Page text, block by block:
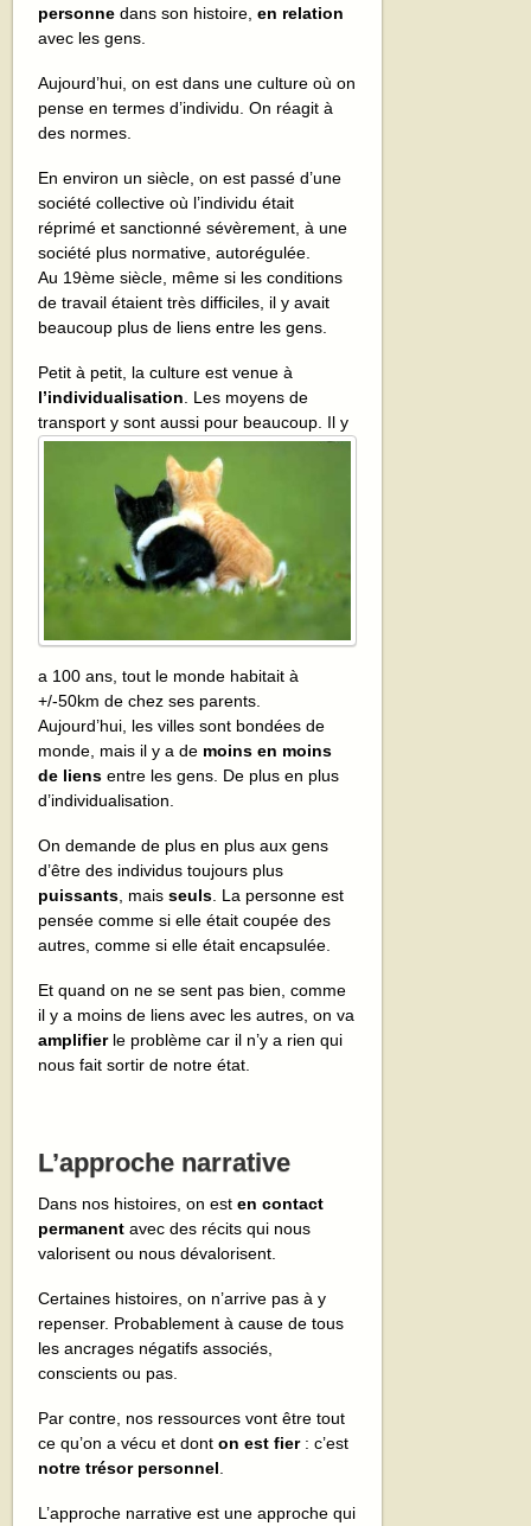
personne dans son histoire,en relation
avec les gens.
Aujourd’hui, on est dans une culture où on
pense en termes d’individu. On réagit à
des normes.
En environ un siècle, on est passé d’une
société collective où l’individu était
réprimé et sanctionné sévèrement, à une
société plus normative, autorégulée.
Au 19ème siècle, même si les conditions
de travail étaient très difficiles, il y avait
beaucoup plus de liens entre les gens.
Petit à petit, la culture est venue à
l’individualisation . Les moyens de
transport y sontaussi pour beaucoup. Il y
a 100 ans, tout le monde habitait à
+/-50km de chez ses parents.
Aujourd’hui, les villes sont bondées de
monde, mais il y a de moins en moins
de liens entre les gens. De plus en plus
d’individualisation.
On demande de plus en plus aux gens
d’être des individus toujours plus
puissants , maisseuls . La personne est
pensée comme si elle était coupée des
autres, comme si elle était encapsulée.
Et quand on ne se sent pas bien, comme
il y a moins de liens avec les autres, on va
amplifierle problème car il n’y a rien qui
nous fait sortir de notre état.
L’approche narrative
Dans nos histoires, on esten contact
permanent avec des récits qui nous
valorisent ou nous dévalorisent.
Certaines histoires, on n’arrive pas à y
repenser. Probablement à cause de tous
les ancrages négatifs associés,
conscients ou pas.
Par contre, nos ressources vont être tout
ce qu’on a vécu et donton est fier: c’est
notre trésor personnel
L’approche narrative est une approche qui